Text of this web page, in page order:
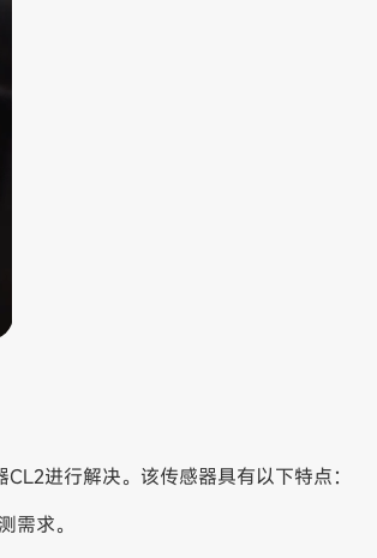
进行解决。该传感器具有以下特点：
需求。